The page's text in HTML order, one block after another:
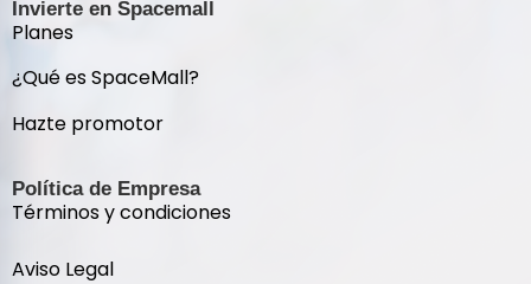
Invierte en Spacemall
Planes
¿Qué es SpaceMall?
Hazte promotor
Política de Empresa
Términos y condiciones
Aviso Legal